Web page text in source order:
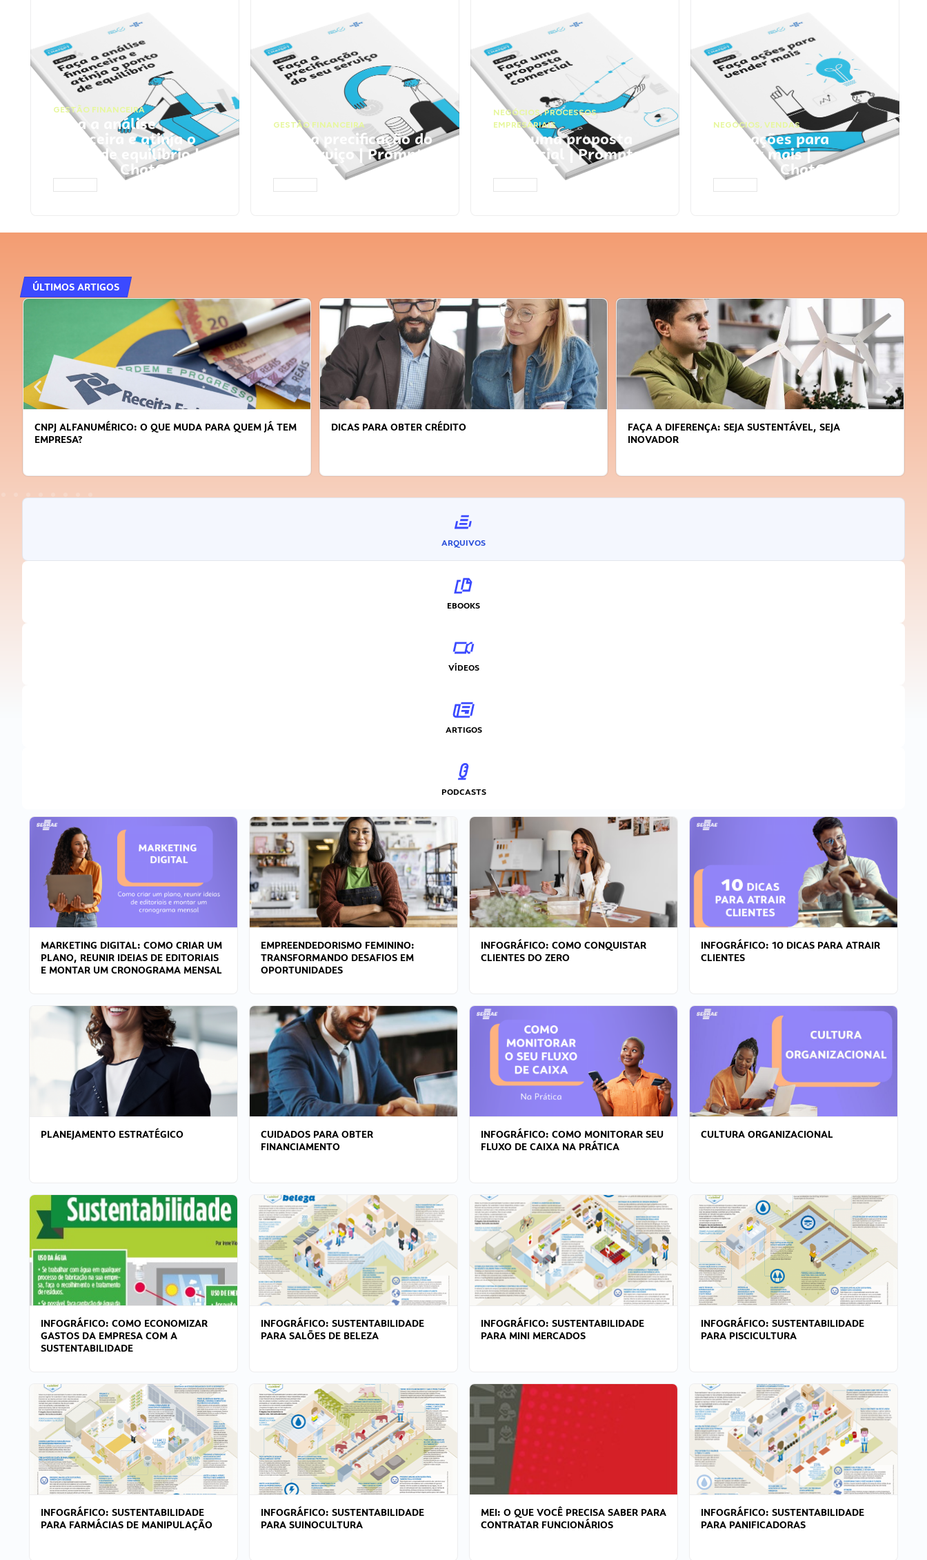
GESTÃO FINANCEIRA
Faça a análise
financeira e atinja o
ponto de equilíbrio |
Prompts ChatGPT
GESTÃO FINANCEIRA
Faça a precificação do
seu serviço | Prompts
ChatGPT
NEGÓCIOS,PROCESSOS
EMPRESARIAIS
Faça uma proposta
comercial | Prompts
ChatGPT
NEGÓCIOS, VENDAS
Faça ações para
vender mais |
Prompts ChatGPT
ÚLTIMOS ARTIGOS
DICAS PARA OBTER CRÉDITO
FAÇA A DIFERENÇA: SEJA SUSTENTÁVEL, SEJA
APRENDA A GERENCIAR O SEU TEMPO
ARQUIVOS
EBOOKS
VÍDEOS
ARTIGOS
PODCASTS
MARKETING DIGITAL: COMO CRIAR UM
PLANO, REUNIR IDEIAS DE EDITORIAIS
E MONTAR UM CRONOGRAMA MENSAL
EMPREENDEDORISMO FEMININO:
TRANSFORMANDO DESAFIOS EM
OPORTUNIDADES
INFOGRÁFICO: COMO CONQUISTAR
CLIENTES DO ZERO
INFOGRÁFICO: 10 DICAS PARA ATRAIR
CLIENTES
PLANEJAMENTO ESTRATÉGICO
CUIDADOS PARA OBTER
FINANCIAMENTO
INFOGRÁFICO: COMO MONITORAR SEU
FLUXO DE CAIXA NA PRÁTICA
CULTURA ORGANIZACIONAL
INFOGRÁFICO: COMO ECONOMIZAR
GASTOS DA EMPRESA COM A
SUSTENTABILIDADE
INFOGRÁFICO: SUSTENTABILIDADE
PARA SALÕES DE BELEZA
INFOGRÁFICO: SUSTENTABILIDADE
PARA MINI MERCADOS
INFOGRÁFICO: SUSTENTABILIDADE
PARA PISCICULTURA
INFOGRÁFICO: SUSTENTABILIDADE
PARA FARMÁCIAS DE MANIPULAÇÃO
INFOGRÁFICO: SUSTENTABILIDADE
PARA SUINOCULTURA
MEI: O QUE VOCÊ PRECISA SABER PARA
CONTRATAR FUNCIONÁRIOS
INFOGRÁFICO: SUSTENTABILIDADE
PARA PANIFICADORAS